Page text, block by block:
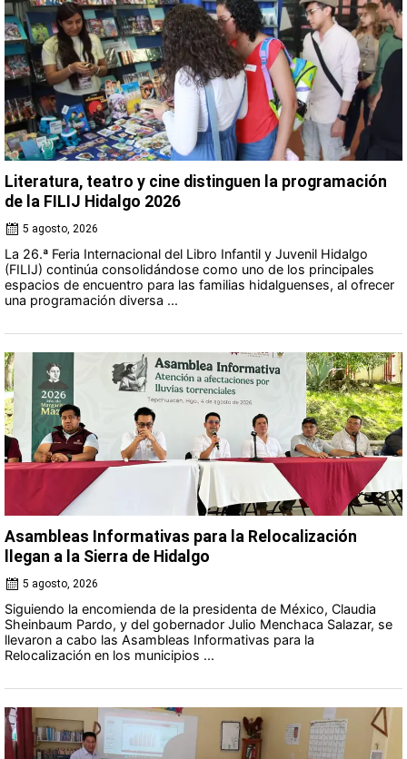
Literatura, teatro y cine distinguen la programación
de la FILIJ Hidalgo 2026
5 agosto, 2026
La 26.ª Feria Internacional del Libro Infantil y Juvenil Hidalgo
(FILIJ) continúa consolidándose como uno de los principales
espacios de encuentro para las familias hidalguenses, al ofrecer
una programación diversa ...
Asambleas Informativas para la Relocalización
llegan a la Sierra de Hidalgo
5 agosto, 2026
Siguiendo la encomienda de la presidenta de México, Claudia
Sheinbaum Pardo, y del gobernador Julio Menchaca Salazar, se
llevaron a cabo las Asambleas Informativas para la
Relocalización en los municipios ...